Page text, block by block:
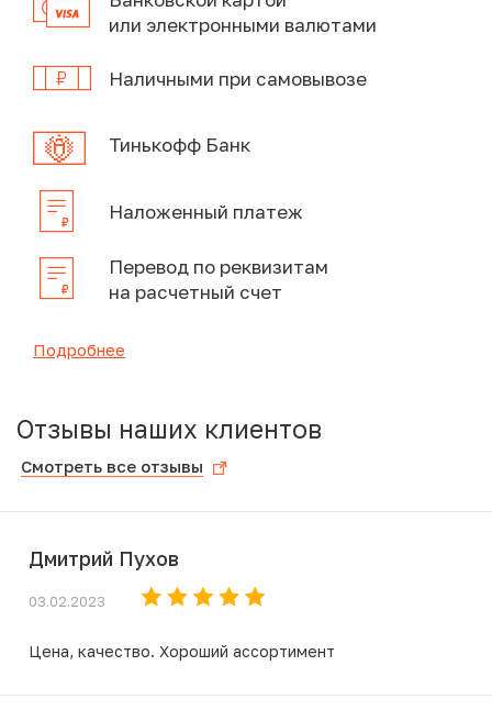
или электронными валютами
Наличными при самовывозе
Тинькофф Банк
Наложенный платеж
Перевод по реквизитам
на расчетный счет
Подробнее
Отзывы наших клиентов
Смотреть все отзывы
Дмитрий Пухов
03.02.2023
Цена, качество. Хороший ассортимент